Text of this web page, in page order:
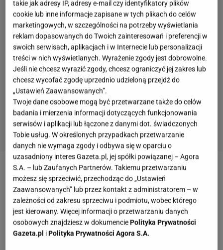
Więcej o osobistych zwierzeniach gwiazd
przeczytasz naGazeta.pl.
Gdy w sieci pojawiają się wypowiedzi znanych osób,
które opowiadają o doświadczeniu
takie jak adresy IP, adresy e-mail czy identyfikatory plików
cookie lub inne informacje zapisane w tych plikach do celów
marketingowych, w szczególności na potrzeby wyświetlania
reklam dopasowanych do Twoich zainteresowań i preferencji w
swoich serwisach, aplikacjach i w Internecie lub personalizacji
treści w nich wyświetlanych. Wyrażenie zgody jest dobrowolne.
Jeśli nie chcesz wyrazić zgody, chcesz ograniczyć jej zakres lub
chcesz wycofać zgodę uprzednio udzieloną przejdź do
„Ustawień Zaawansowanych”.
Twoje dane osobowe mogą być przetwarzane także do celów
badania i mierzenia informacji dotyczących funkcjonowania
serwisów i aplikacji lub łączone z danymi dot. świadczonych
Tobie usług. W określonych przypadkach przetwarzanie
danych nie wymaga zgody i odbywa się w oparciu o
uzasadniony interes Gazeta.pl, jej spółki powiązanej – Agora
S.A. – lub Zaufanych Partnerów. Takiemu przetwarzaniu
możesz się sprzeciwić, przechodząc do „Ustawień
Zaawansowanych” lub przez kontakt z administratorem – w
zależności od zakresu sprzeciwu i podmiotu, wobec którego
jest kierowany. Więcej informacji o przetwarzaniu danych
osobowych znajdziesz w dokumencie Polityka Prywatności
Gazeta.pl i Polityka Prywatności Agora S.A.